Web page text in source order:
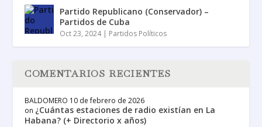
Partido Republicano (Conservador) –
Partidos de Cuba
Oct 23, 2024| Partidos Políticos
COMENTARIOS RECIENTES
BALDOMERO 10 de febrero de 2026
on ¿Cuántas estaciones de radio existían en La
Habana? (+ Directorio x años)